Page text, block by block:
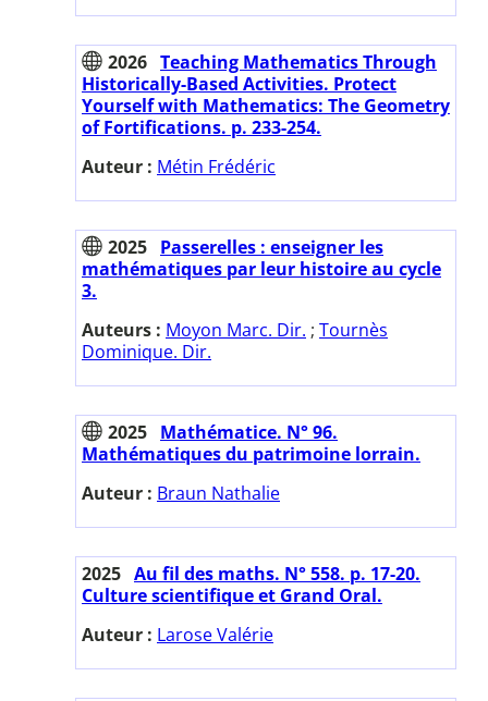
2026 Teaching Mathematics Through
Historically-Based Activities. Protect
Yourself with Mathematics: The Geometry
of Fortifications. p. 233-254.
Auteur : Métin Frédéric
2025 Passerelles : enseigner les
mathématiques par leur histoire au cycle
3.
Auteurs : Moyon Marc. Dir. ; Tournès
Dominique. Dir.
2025 Mathématice. N° 96.
Mathématiques du patrimoine lorrain.
Auteur : Braun Nathalie
2025 Au fil des maths. N° 558. p. 17-20.
Culture scientifique et Grand Oral.
Auteur : Larose Valérie